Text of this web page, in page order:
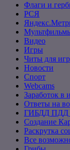
Флаги и
РСЯ
Видео
Игры
Читы для игр
Новости
Спорт
Webcams
Заработок в
Ответы на
ГИБДД ПДД
Создание
Раскрутка
Все